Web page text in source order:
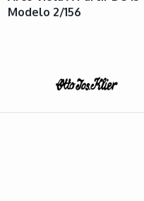
Modelo 2/156